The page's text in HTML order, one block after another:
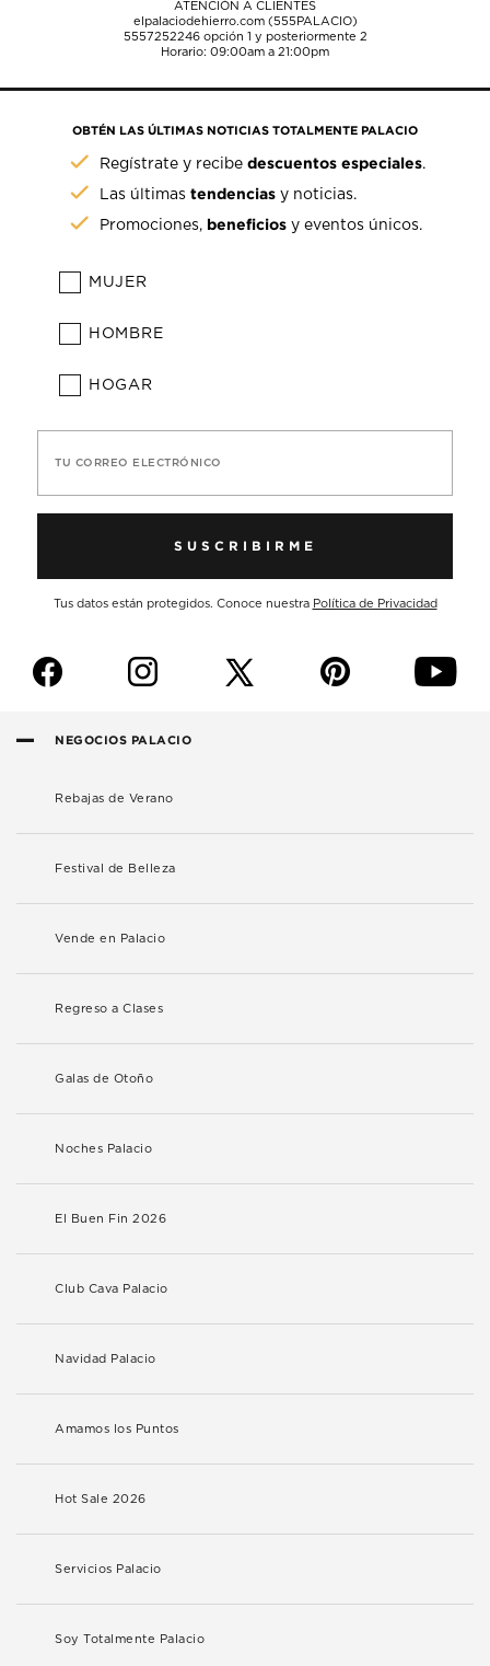
ATENCIÓN A CLIENTES
elpalaciodehierro.com (555PALACIO)
5557252246opción 1 y posteriormente 2
Horario: 09:00am a 21:00pm
OBTÉN LAS ÚLTIMAS NOTICIAS TOTALMENTE PALACIO
Regístrate y recibedescuentos especiales.
Las últimastendencias y noticias.
Promociones, beneficios y eventos únicos.
MUJER
HOMBRE
HOGAR
TU CORREO ELECTRÓNICO
SUSCRIBIRME
Tus datos están protegidos. Conoce nuestra Política de Privacidad
f i p y
NEGOCIOS PALACIO
Rebajas de Verano
Festival de Belleza
Vende en Palacio
Regreso a Clases
Galas de Otoño
Noches Palacio
El Buen Fin 2026
Club Cava Palacio
Navidad Palacio
Amamos los Puntos
Hot Sale 2026
Servicios Palacio
Soy Totalmente Palacio